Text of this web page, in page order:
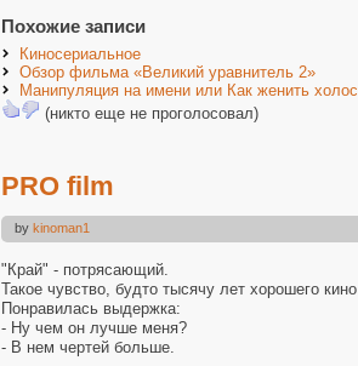
Похожие записи
Киносериальное
Обзор фильма «Великий уравнитель 2»
Манипуляция на имени или Как женить
(никто еще не проголосовал)
PRO film
by kinoman1
"Край" - потрясающий.
Такое чувство, будто тысячу лет хорошего
Понравилась выдержка:
- Ну чем он лучше меня?
- В нем чертей больше.